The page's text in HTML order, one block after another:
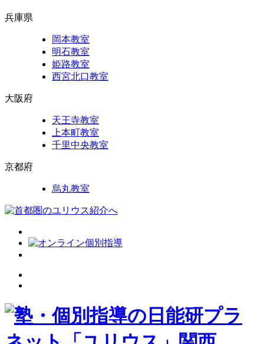
兵庫県
岡本教室
明石教室
姫路教室
西宮北口教室
大阪府
天王寺教室
上本町教室
千里中央教室
京都府
烏丸教室